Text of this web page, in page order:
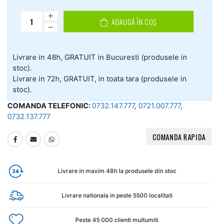
ADAUGĂ ÎN COȘ
Livrare in 48h, GRATUIT in Bucuresti (produsele in
stoc).
Livrare in 72h, GRATUIT, in toata tara (produsele in
stoc).
COMANDA TELEFONIC: 0732.147.777, 0721.007.777,
0732.137.777
COMANDA RAPIDA
Livrare in maxim 48h la produsele din stoc
Livrare nationala in peste 5500 localitati
Peste 45 000 clienti multumiti